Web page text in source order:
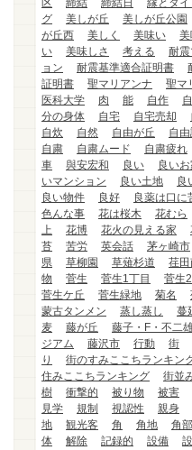
区
締結 締結日
縁とタイ
グ
美しが丘 美しが丘公園
が丘西
美しく 美味い
美
い
美味しさ 考える
耐震
ョン
耐震基準適合証明書
証明書
聖マリアンナ
聖マ
医科大学
肉 能 自作
分の身体
自宅 自宅売却
自炊
自然 自由が丘
自
自粛
自粛ムード 自粛疲れ
車
與安宏和 良い 良いお
いマンション
良い土地
良
良い物件
良好
良薬は口に
色んな事
花は桜木 花むら
上
花博 花火の見える家
苔
苦労 英会話 茅ヶ崎市
県
草柳園 草薙杉道 荏
物
菅生 菅生1丁目
菅生
菅生ケ丘
菅生緑地 菊名
蒙古タンメン
蒸し蒸し 蔓
麦
藤が丘
藤子・F・不二
ジアム
藤沢市 行動 街
り
街のすみここちランキン
住みここちランキング
街並
樹
衝撃的 被り物 被害
見学
規制 視認性 親身
地
観光客 角 角地 角
体
解除 記録的 設備